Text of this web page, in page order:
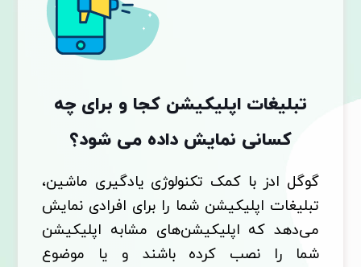
تبلیغات اپلیکیشن کجا و برای چه
کسانی نمایش داده می شود؟
گوگل ادز با کمک تکنولوژی یادگیری ماشین،
تبلیغات اپلیکیشن شما را برای افرادی نمایش
می‌دهد که اپلیکیشن‌های مشابه اپلیکیشن
شما را نصب کرده باشند و یا موضوع